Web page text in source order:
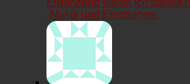
„Musik und Emotionen.